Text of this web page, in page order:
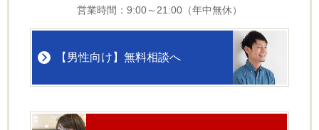
営業時間：9:00～21:00（年中無休）
【男性向け】無料相談へ